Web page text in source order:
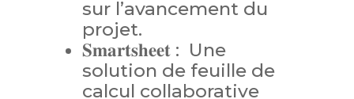
sur l’avancement du
projet.
𝐒𝐦𝐚𝐫𝐭𝐬𝐡𝐞𝐞𝐭 : Une
solution de feuille de
calcul collaborative